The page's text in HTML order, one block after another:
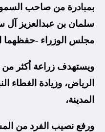
بمبادرة من صاحب السمو
سلمان بن عبدالعزيز آل
مجلس الوزراء -حفظهما
المدينة،